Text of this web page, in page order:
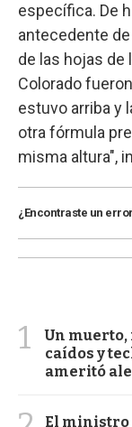
específica. De
antecedente
de las hojas de
Colorado
estuvo arriba y
otra fórmula
misma altura",
¿Encontraste un
1
Un
caídos y
ameritó
El ministro